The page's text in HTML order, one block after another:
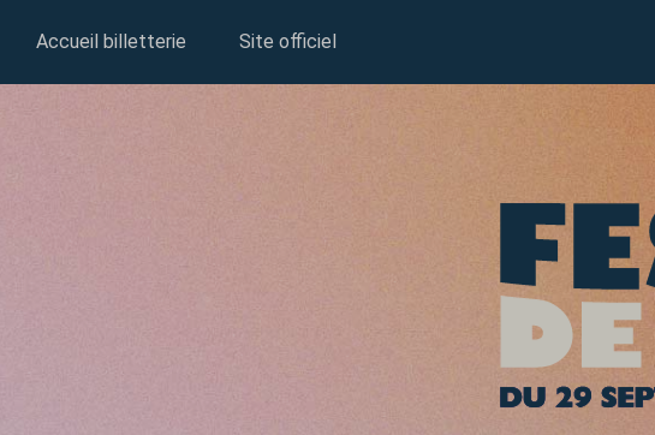
Accueil billetterie Site officiel